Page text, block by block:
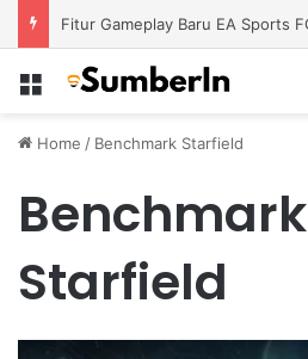
Menu
Home / Benchmark Starfield
Benchmark
Starfield